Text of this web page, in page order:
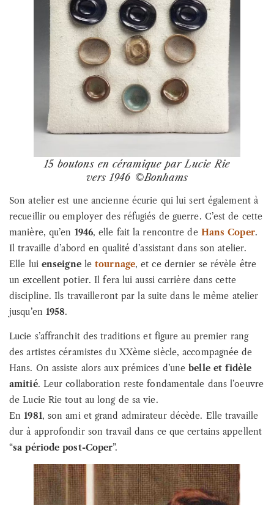
15 boutons en céramique par Lucie Rie
vers 1946 ©Bonhams
Son atelier est une ancienne écurie qui lui sert également à
recueillir ou employer des réfugiés de guerre. C’est de cette
manière, qu’en 1946, elle fait la rencontre de Hans Coper.
Il travaille d’abord en qualité d’assistant dans son atelier.
Elle lui enseigneletournage, et ce dernier se révèle être
un excellent potier. Il fera lui aussi carrière dans cette
discipline. Ils travailleront par la suite dans le même atelier
jusqu’en 1958.
Lucie s’affranchit des traditions et figure au premier rang
des artistes céramistes du XXème siècle, accompagnée de
Hans. On assiste alors aux prémices d’unebelle et fidèle
amitié. Leur collaboration reste fondamentale dans l’oeuvre
de Lucie Rie tout au long de sa vie.
En1981, son ami et grand admirateur décède. Elle travaille
dur à approfondir son travail dans ce que certains appellent
“sa période post-Coper”.